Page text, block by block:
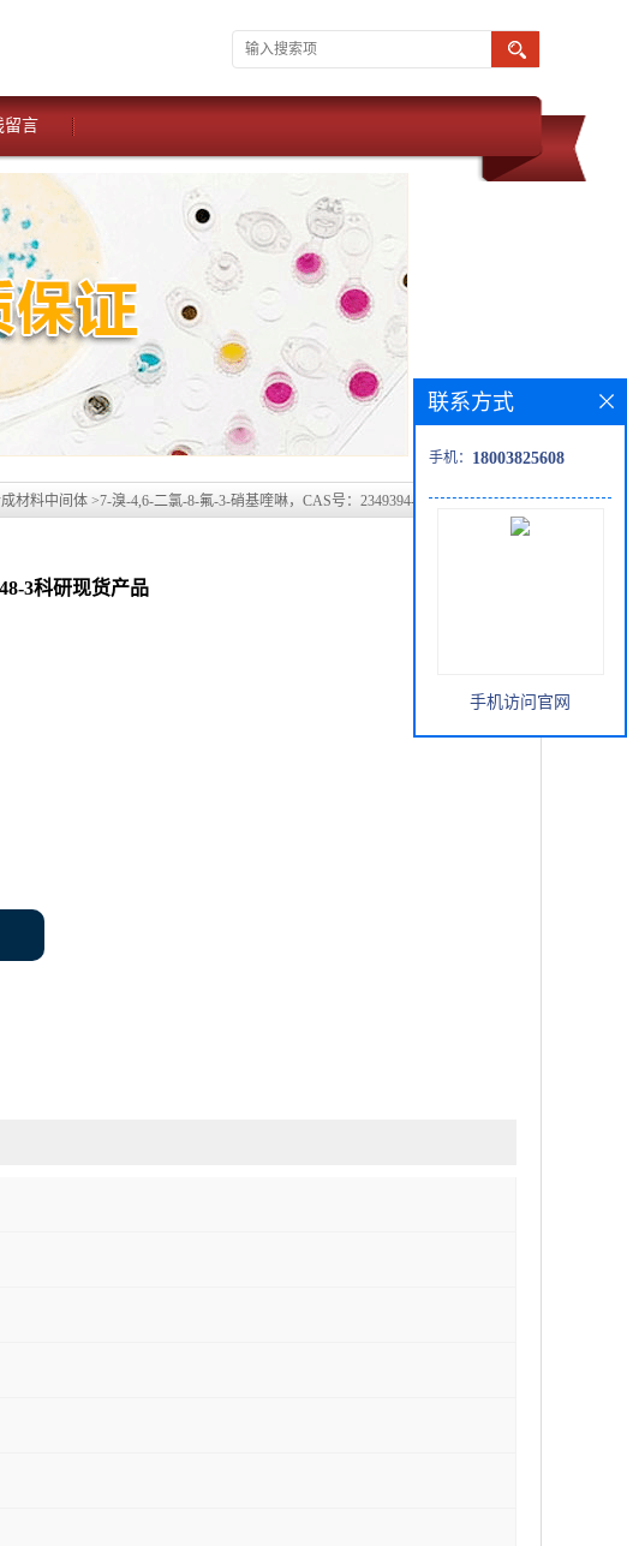
留言
材料中间体 >7-溴-4,6-二氯-8-氟-3-硝基喹啉，CAS号：2349394-48-3科研现货产品
3科研现货产品
联系方式
手机： 18003825608
手机访问官网